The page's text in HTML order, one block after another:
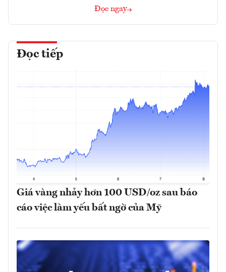
Đọc ngay
Đọc tiếp
Giá vàng nhảy hơn 100 USD/oz sau báo
cáo việc làm yếu bất ngờ của Mỹ